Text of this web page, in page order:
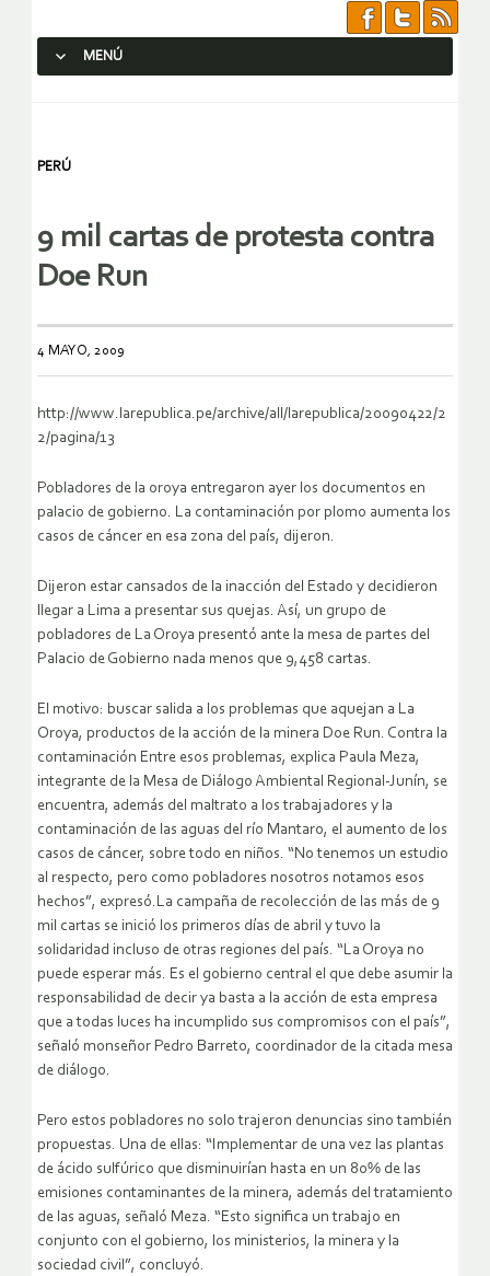
MENÚ
PERÚ
9 mil cartas de protesta contra
Doe Run
4 MAYO, 2009
http://www.larepublica.pe/archive/all/larepublica/20090422/2
2/pagina/13
Pobladores de la oroya entregaron ayer los documentos en
palacio de gobierno. La contaminación por plomo aumenta los
casos de cáncer en esa zona del país, dijeron.
Dijeron estar cansados de la inacción del Estado y decidieron
llegar a Lima a presentar sus quejas. Así, un grupo de
pobladores de La Oroya presentó ante la mesa de partes del
Palacio de Gobierno nada menos que 9,458 cartas.
El motivo: buscar salida a los problemas que aquejan a La
Oroya, productos de la acción de la minera Doe Run. Contra la
contaminación Entre esos problemas, explica Paula Meza,
integrante de la Mesa de Diálogo Ambiental Regional-Junín, se
encuentra, además del maltrato a los trabajadores y la
contaminación de las aguas del río Mantaro, el aumento de los
casos de cáncer, sobre todo en niños. “No tenemos un estudio
al respecto, pero como pobladores nosotros notamos esos
hechos”, expresó.La campaña de recolección de las más de 9
mil cartas se inició los primeros días de abril y tuvo la
solidaridad incluso de otras regiones del país. “La Oroya no
puede esperar más. Es el gobierno central el que debe asumir la
responsabilidad de decir ya basta a la acción de esta empresa
que a todas luces ha incumplido sus compromisos con el país”,
señaló monseñor Pedro Barreto, coordinador de la citada mesa
de diálogo.
Pero estos pobladores no solo trajeron denuncias sino también
propuestas. Una de ellas: “Implementar de una vez las plantas
de ácido sulfúrico que disminuirían hasta en un 80% de las
emisiones contaminantes de la minera, además del tratamiento
de las aguas, señaló Meza. “Esto significa un trabajo en
conjunto con el gobierno, los ministerios, la minera y la
sociedad civil”, concluyó.